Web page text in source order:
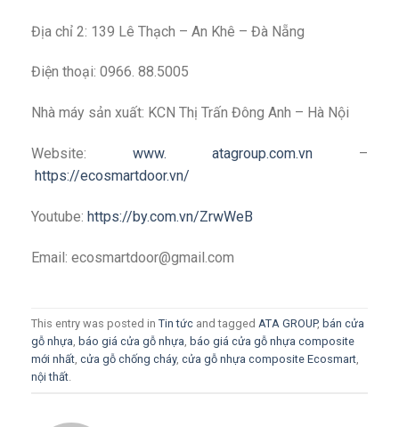
Địa chỉ 2: 139 Lê Thạch – An Khê – Đà Nẵng
Điện thoại: 0966. 88.5005
Nhà máy sản xuất: KCN Thị Trấn Đông Anh – Hà Nội
Website: www. atagroup.com.vn –
https://ecosmartdoor.vn/
Youtube: https://by.com.vn/ZrwWeB
Email: ecosmartdoor@gmail.com
This entry was posted in Tin tức and tagged ATA GROUP, bán cửa
gỗ nhựa báo giá cửa gỗ nhựa báo giá cửa gỗ nhựa composite
mới nhất cửa gỗ chống cháy, cửa gỗ nhựa composite Ecosmart
nội thất